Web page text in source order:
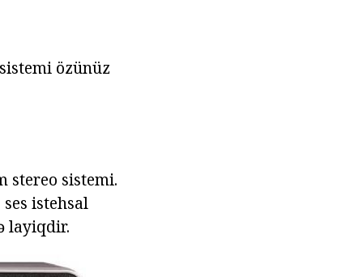
özünüz
stereo sistemi.
istehsal
layiqdir.